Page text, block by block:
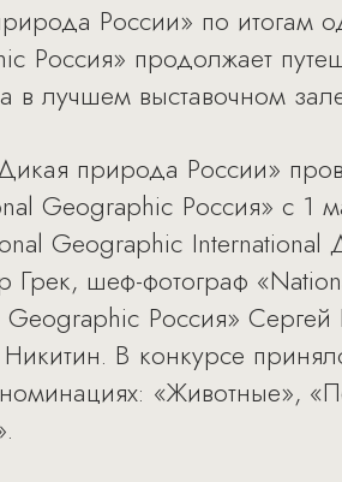
России» по итогам
Россия» продолжает
в лучшем выставочном
природа России»
Geographic Россия» с 1
Geographic
Грек, шеф-фотограф
Россия» Сергей
В конкурсе
«Животные»,